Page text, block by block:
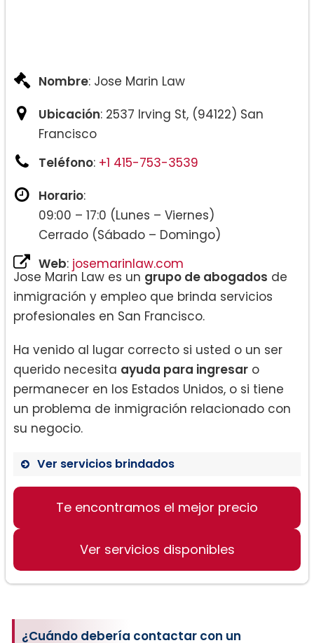
Nombre: Jose Marin Law
Ubicación: 2537 Irving St, (94122) San
Francisco
Teléfono: +1 415-753-3539
Horario:
09:00 – 17:0 (Lunes – Viernes)
Cerrado (Sábado – Domingo)
Web: josemarinlaw.com
Jose Marin Law es un grupo de abogados de
inmigración y empleo que brinda servicios
profesionales en San Francisco.
Ha venido al lugar correcto si usted o un ser
querido necesita ayuda para ingresar o
permanecer en los Estados Unidos, o si tiene
un problema de inmigración relacionado con
su negocio.
Ver servicios brindados
Servicios de inmigración:
Te encontramos el mejor precio
Ver servicios disponibles
¿Cuándo debería contactar con un